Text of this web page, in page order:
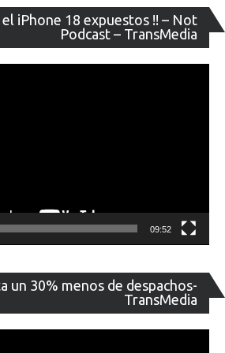
iPhone 18 expuestos !! – Not
Podcast – TransMedia
de
09:52
un 30% menos de despachos-
TransMedia
de